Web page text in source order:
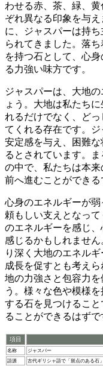
わせる赤、茶、緑、
ぞれ異なる印象を与
に、
ジャスパーは持
られてきました。 落ち
を持つ石として、心
る力強い味方です。
ジャスパーは、大地
ょう。大地は私たち
れるだけでなく、ど
てくれる存在です。ジ
安定感を与え、困難
る とされています。
の中で、私たちは本
前へ進むことができる
心身のエネルギーが
頼もしい支えとなって
のエネルギーを感じ
感じるかもしれませ
り深く大地のエネル
成長を促すとも考え
地の力強さと包容力
う。様々な色や模様
する石を見つけるこ
ることができるはずで
項目
名称
ジャスパー
語源
古代ギリシャ語で「斑点のある石」